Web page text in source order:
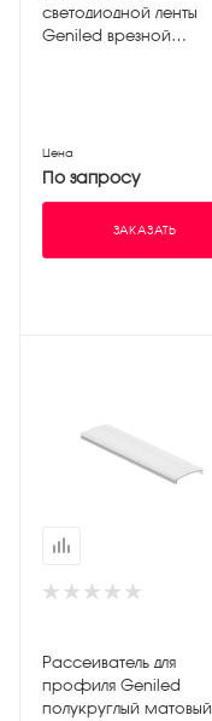
светодиодной ленты
Geniled врезной
Цена
По запросу
ЗАКАЗАТЬ
Рассеиватель для
профиля Geniled
полукруглый матовый